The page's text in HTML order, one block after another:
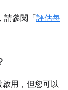
請參閱「評估每
啟用，但您可以